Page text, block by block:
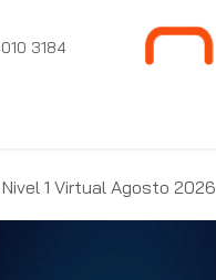
3184
1 Virtual Agosto 2026